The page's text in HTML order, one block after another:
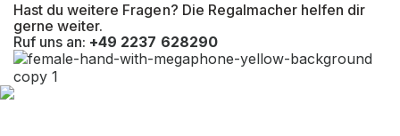
Hast du weitere Fragen? Die Regalmacher helfen dir
gerne weiter.
Ruf uns an: +49 2237 628290